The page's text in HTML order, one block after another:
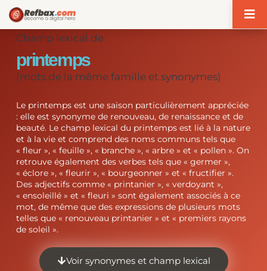
Champ lexical de
printemps
(mots de la même famille et synonymes)
Le printemps est une saison particulièrement appréciée
: elle est synonyme de renouveau, de renaissance et de
beauté. Le champ lexical du printemps est lié à la nature
et à la vie et comprend des noms communs tels que
« fleur », « feuille », « branche », « arbre » et « pollen ». On
retrouve également des verbes tels que « germer »,
« éclore », « fleurir », « bourgeonner » et « fructifier ».
Des adjectifs comme « printanier », « verdoyant »,
« ensoleillé » et « fleuri » sont également associés à ce
mot, de même que des expressions de plusieurs mots
telles que « renouveau printanier » et « premiers rayons
de soleil ».
Voir synonymes et champ lexical
Panneau de gestion des cookies